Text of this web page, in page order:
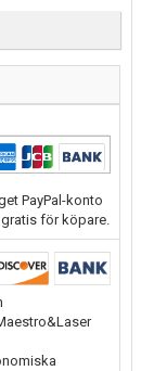
PayPal-konto
gratis för köpare.